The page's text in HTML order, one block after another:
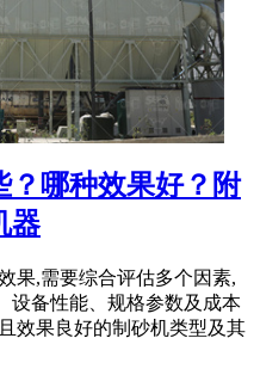
？哪种效果好？附
器
果,需要综合评估多个因素,
设备性能、规格参数及成本
效果良好的制砂机类型及其